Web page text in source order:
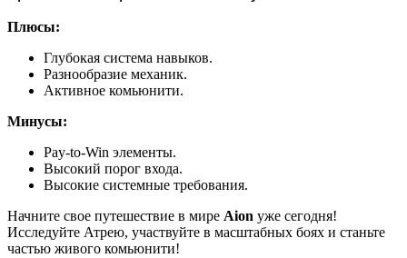
Плюсы:
Глубокая система навыков.
Разнообразие механик.
Активное комьюнити.
Минусы:
Pay-to-Win элементы.
Высокий порог входа.
Высокие системные требования.
Начните свое путешествие в мире Aion уже сегодня!
Исследуйте Атрею, участвуйте в масштабных боях и станьте
частью живого комьюнити!